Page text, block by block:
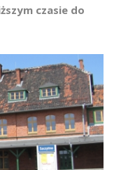
czasie do